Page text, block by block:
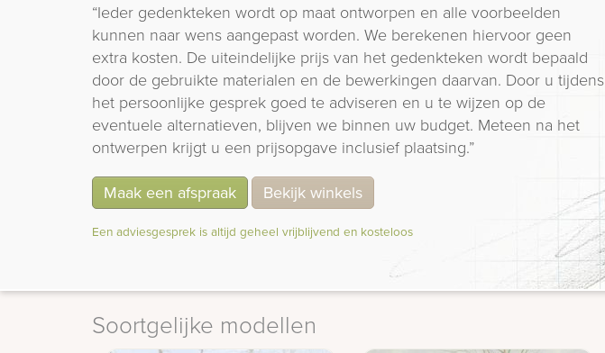
“Ieder gedenkteken wordt op maat ontworpen en alle voorbeelden
kunnen naar wens aangepast worden. We berekenen hiervoor geen
extra kosten. De uiteindelijke prijs van het gedenkteken wordt bepaald
door de gebruikte materialen en de bewerkingen daarvan. Door u tijdens
het persoonlijke gesprek goed te adviseren en u te wijzen op de
eventuele alternatieven, blijven we binnen uw budget. Meteen na het
ontwerpen krijgt u een prijsopgave inclusief plaatsing.”
Maak een afspraak Bekijk winkels
Een adviesgesprek is altijd geheel vrijblijvend en kosteloos
Soortgelijke modellen